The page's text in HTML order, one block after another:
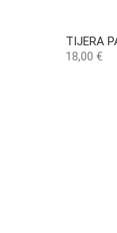
TIJERA
Precio
18,00 €